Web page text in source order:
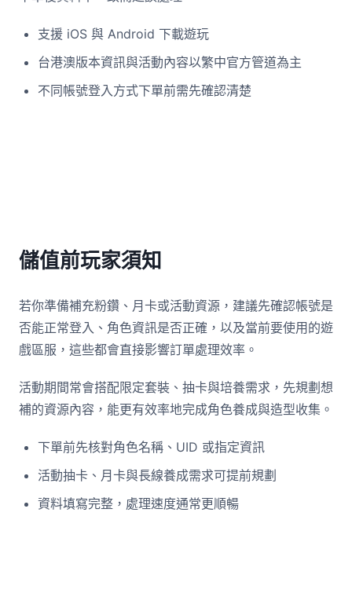
支援 iOS 與 Android 下載遊玩
台港澳版本資訊與活動內容以繁中官方管道為主
不同帳號登入方式下單前需先確認清楚
儲值前玩家須知
若你準備補充粉鑽、月卡或活動資源，建議先確認帳號是
否能正常登入、角色資訊是否正確，以及當前要使用的遊
戲區服，這些都會直接影響訂單處理效率。
活動期間常會搭配限定套裝、抽卡與培養需求，先規劃想
補的資源內容，能更有效率地完成角色養成與造型收集。
下單前先核對角色名稱、UID 或指定資訊
活動抽卡、月卡與長線養成需求可提前規劃
資料填寫完整，處理速度通常更順暢